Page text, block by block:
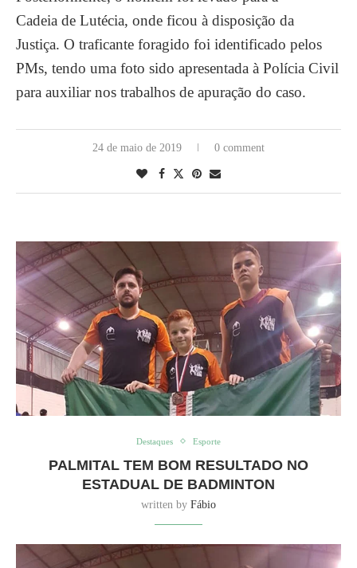
Cadeia de Lutécia, onde ficou à disposição da
Justiça. O traficante foragido foi identificado pelos
PMs, tendo uma foto sido apresentada à Polícia Civil
para auxiliar nos trabalhos de apuração do caso.
24 de maio de 2019 0 comment
Destaques Esporte
PALMITAL TEM BOM RESULTADO NO
ESTADUAL DE BADMINTON
written by Fábio